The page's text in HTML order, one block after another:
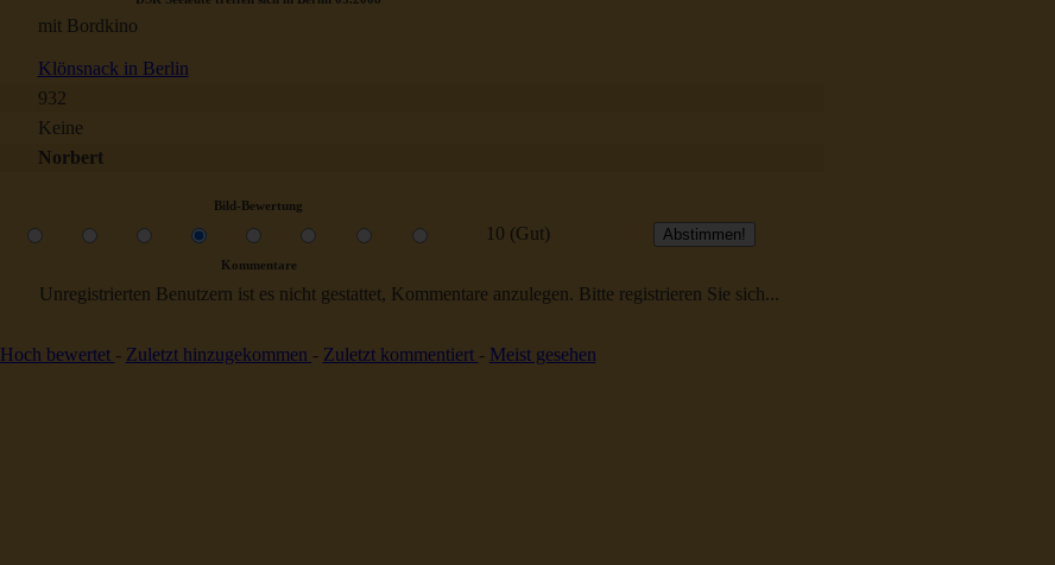
mit Bordkino
Klönsnack in Berlin
932
Keine
Norbert
Bild-Bewertung
10 (Gut)
Kommentare
Unregistrierten Benutzern ist es nicht gestattet, Kommentare anzulegen. Bitte registrieren Sie sich...
Hoch bewertet - Zuletzt hinzugekommen - Zuletzt kommentiert - Meist gesehen